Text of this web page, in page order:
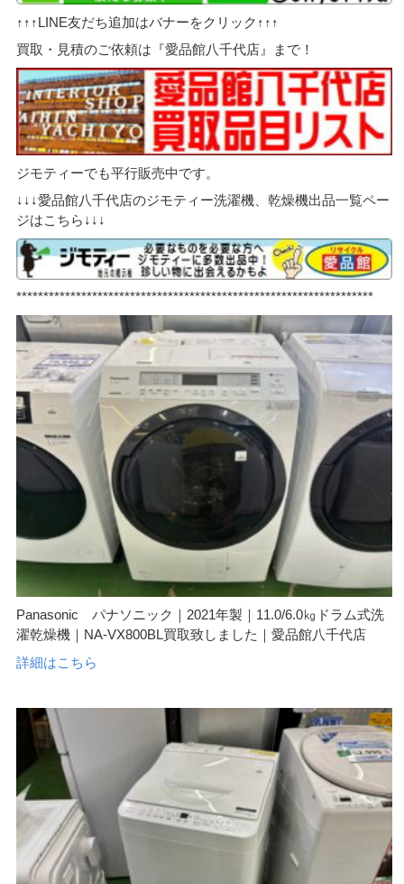
↑↑↑LINE友だち追加はバナーをクリック↑↑↑
買取・見積のご依頼は『愛品館八千代店』まで！
ジモティーでも平行販売中です。
↓↓↓愛品館八千代店のジモティー洗濯機、乾燥機出品一覧ペー
ジはこちら↓↓↓
******************************************************************
Panasonic パナソニック｜2021年製｜11.0/6.0㎏ドラム式洗
濯乾燥機｜NA-VX800BL買取致しました｜愛品館八千代店
詳細はこちら